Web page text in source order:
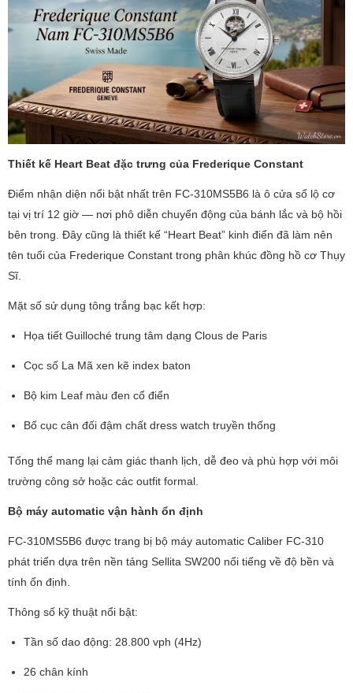
Thiết kế Heart Beat đặc trưng của Frederique Constant
Điểm nhận diện nổi bật nhất trên FC-310MS5B6 là ô cửa sổ lộ cơ
tại vị trí 12 giờ — nơi phô diễn chuyển động của bánh lắc và bộ hồi
bên trong. Đây cũng là thiết kế “Heart Beat” kinh điển đã làm nên
tên tuổi của Frederique Constant trong phân khúc đồng hồ cơ Thụy
Sĩ.
Mặt số sử dụng tông trắng bạc kết hợp:
Họa tiết Guilloché trung tâm dạng Clous de Paris
Cọc số La Mã xen kẽ index baton
Bộ kim Leaf màu đen cổ điển
Bố cục cân đối đậm chất dress watch truyền thống
Tổng thể mang lại cảm giác thanh lịch, dễ đeo và phù hợp với môi
trường công sở hoặc các outfit formal.
Bộ máy automatic vận hành ổn định
FC-310MS5B6 được trang bị bộ máy automatic Caliber FC-310
phát triển dựa trên nền tảng Sellita SW200 nổi tiếng về độ bền và
tính ổn định.
Thông số kỹ thuật nổi bật:
Tần số dao động: 28.800 vph (4Hz)
26 chân kính